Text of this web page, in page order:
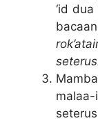
‘id